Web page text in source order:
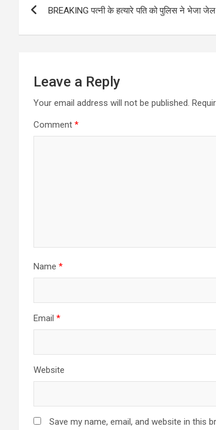
BREAKING पत्नी के हत्यारे पति को पुलिस ने भेजा जेल
Leave a Reply
Your email address will not be published.
Comment *
Name *
Email *
Website
Save my name, email, and website in this